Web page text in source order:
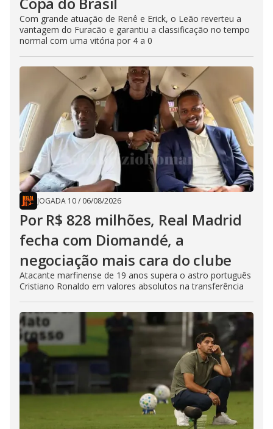
Com grande atuação de Renê e Erick, o Leão reverteu a
vantagem do Furacão e garantiu a classificação no tempo
normal com uma vitória por 4 a 0
JOGADA 10/ 06/08/2026
Por R$ 828 milhões, Real Madrid
fecha com Diomandé, a
negociação mais cara do clube
Atacante marfinense de 19 anos supera o astro português
Cristiano Ronaldo em valores absolutos na transferência